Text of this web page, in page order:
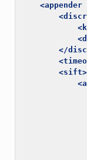
<appender
</
<sift>